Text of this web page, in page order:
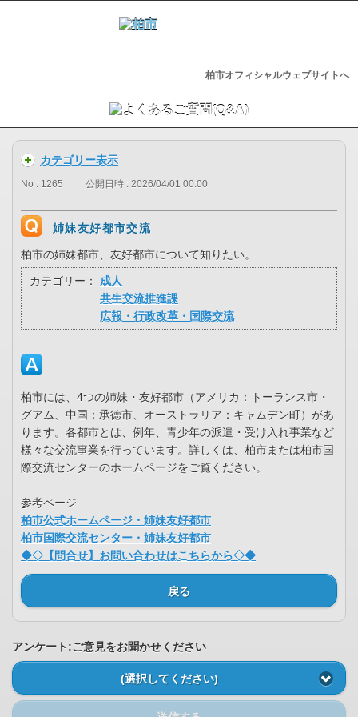
柏市オフィシャルウェブサイトへ
カテゴリー表示
No : 1265 公開日時 : 2026/04/01 00:00
姉妹友好都市交流
柏市の姉妹都市、友好都市について知りたい。
カテゴリー：
成人
共生交流推進課
広報・行政改革・国際交流
柏市には、4つの姉妹・友好都市（アメリカ：トーランス市・
グアム、中国：承徳市、オーストラリア：キャムデン町）があ
ります。各都市とは、例年、青少年の派遣・受け入れ事業など
様々な交流事業を行っています。詳しくは、柏市または柏市国
際交流センターのホームページをご覧ください。
参考ページ
柏市公式ホームページ・姉妹友好都市
柏市国際交流センター・姉妹友好都市
◆◇【問合せ】お問い合わせはこちらから◇◆
戻る
アンケート:ご意見をお聞かせください
(選択してください)